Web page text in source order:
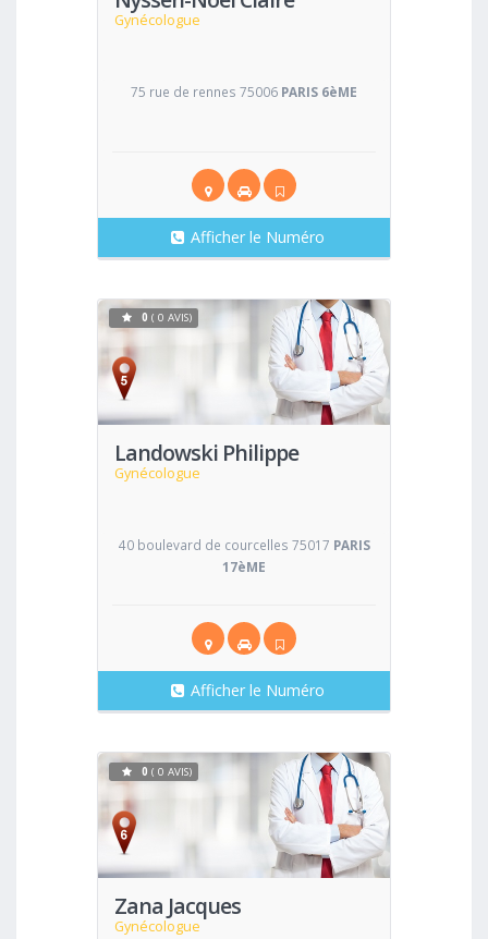
Gynécologue
75 rue de rennes 75006 PARIS 6èME
Afficher le Numéro
Landowski Philippe
Gynécologue
Voir
0 ( 0 AVIS)
40 boulevard de courcelles 75017 PARIS
17èME
Afficher le Numéro
Zana Jacques
Gynécologue
Voir
0 ( 0 AVIS)